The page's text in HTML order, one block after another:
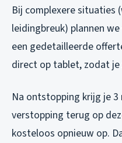
Bij complexere situaties
leidingbreuk) plannen
een gedetailleerde
direct op tablet, zodat
Na ontstopping krijg je
verstopping terug op
kosteloos opnieuw op.